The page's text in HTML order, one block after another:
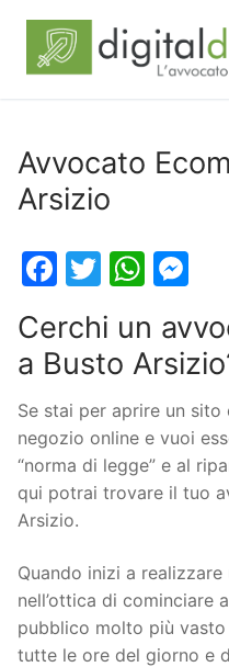
Avvocato
Arsizio
Facebook
Twitter
Cerchi un
a Busto
Se stai per aprire un
negozio online e vuoi
“norma di legge” e al
qui potrai trovare il tuo
Arsizio.
Quando inizi a
nell’ottica di cominciare
pubblico molto più
tutte le ore del giorno e